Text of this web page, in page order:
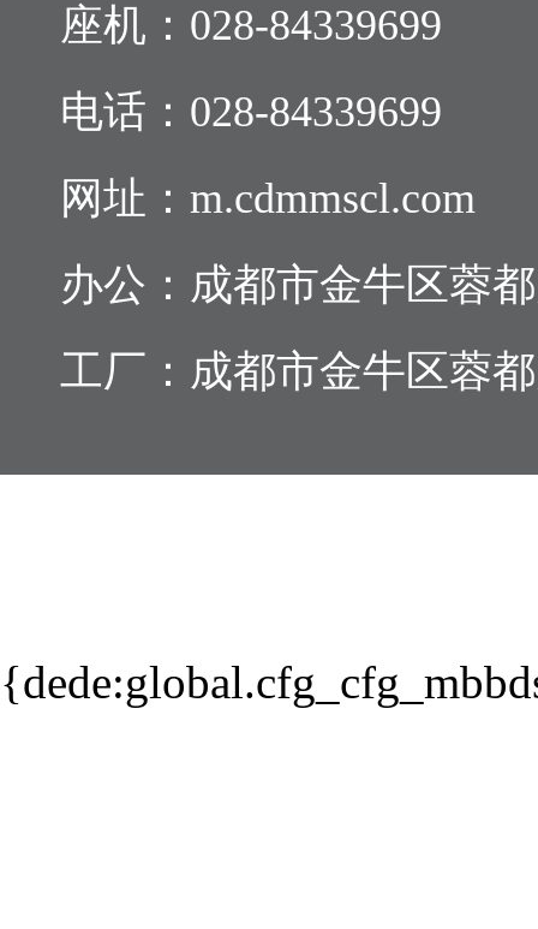
座机： 028-84339699
电话： 028-84339699
网址：m.cdmmscl.com
办公：成都市金牛区蓉
工厂：成都市金牛区蓉